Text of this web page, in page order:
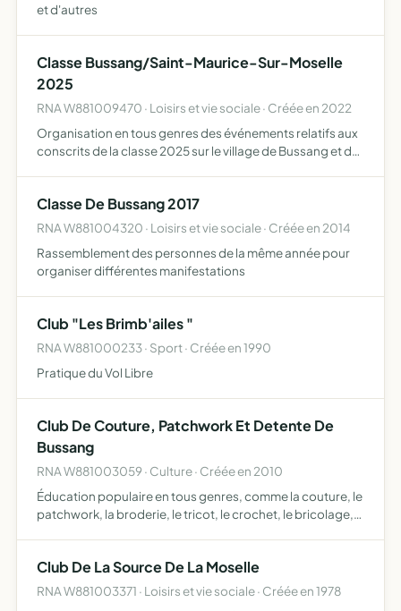
et d'autres
Classe Bussang/Saint-Maurice-Sur-Moselle
2025
RNA W881009470 · Loisirs et vie sociale · Créée en 2022
Organisation en tous genres des événements relatifs aux
conscrits de la classe 2025 sur le village de Bussang et de
Classe De Bussang 2017
RNA W881004320 · Loisirs et vie sociale · Créée en 2014
Rassemblement des personnes de la même année pour
organiser différentes manifestations
Club "Les Brimb'ailes "
RNA W881000233 · Sport · Créée en 1990
Pratique du Vol Libre
Club De Couture, Patchwork Et Detente De
Bussang
RNA W881003059 · Culture · Créée en 2010
Éducation populaire en tous genres, comme la couture, le
patchwork, la broderie, le tricot, le crochet, le bricolage,
Club De La Source De La Moselle
RNA W881003371 · Loisirs et vie sociale · Créée en 1978